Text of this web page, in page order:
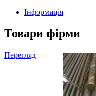
Інформація
Товари фірми
Перегляд